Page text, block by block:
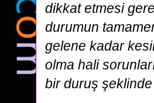
dikkat etmesi
durumun
gelene kadar
olma hali
bir duruş